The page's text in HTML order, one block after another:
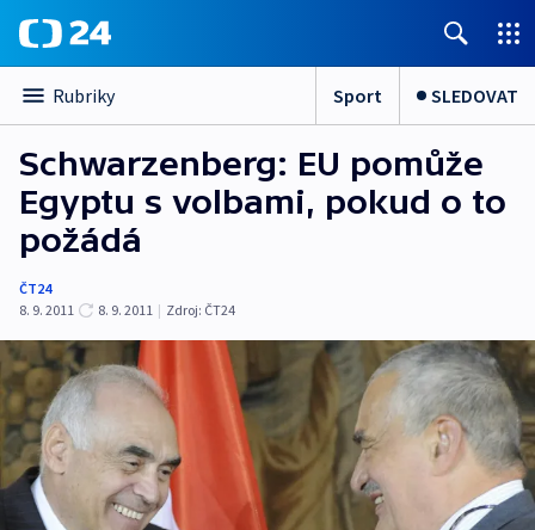
Rubriky Sport SLEDOVAT
Schwarzenberg: EU pomůže
Egyptu s volbami, pokud o to
požádá
ČT24
8. 9. 2011
8. 9. 2011 | Zdroj: ČT24